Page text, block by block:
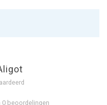
0 beoordelingen